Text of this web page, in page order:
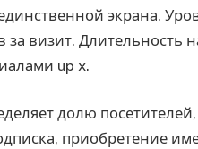
экрана.
за визит. Длительность
up x.
долю
приобретение